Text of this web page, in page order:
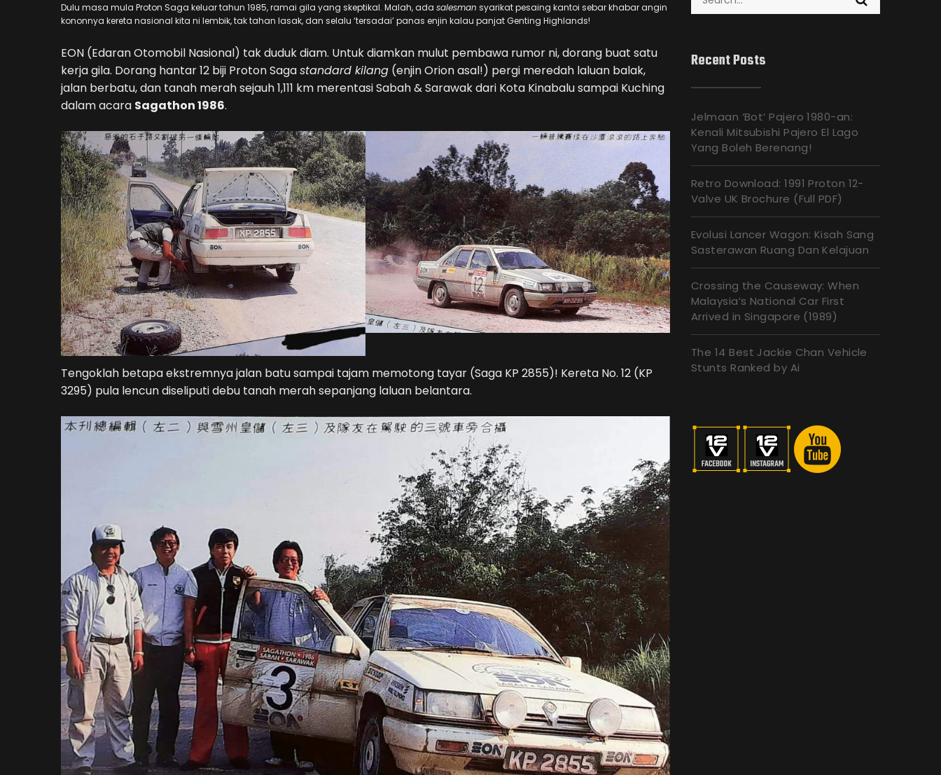
Dulu masa mula Proton Saga keluar tahun 1985, ramai gila yang skeptikal. Malah, ada salesman syarikat pesaing kantoi sebar khabar angin
kononnya kereta nasional kita ni lembik, tak tahan lasak, dan selalu ‘tersadai’ panas enjin kalau panjat Genting Highlands!
EON (Edaran Otomobil Nasional) tak duduk diam. Untuk diamkan mulut pembawa rumor ni, dorang buat satu
kerja gila. Dorang hantar 12 biji Proton Sagastandard kilang (enjin Orion asal!) pergi meredah laluan balak,
jalan berbatu, dan tanah merah sejauh 1,111 km merentasi Sabah & Sarawak dari Kota Kinabalu sampai Kuching
dalam acara Sagathon 1986.
Tengoklah betapa ekstremnya jalan batu sampai tajam memotong tayar (Saga KP 2855)! Kereta No. 12 (KP
3295) pula lencun diseliputi debu tanah merah sepanjang laluan belantara.
Recent Posts
Jelmaan ‘Bot’ Pajero 1980-an:
Kenali Mitsubishi Pajero El Lago
Yang Boleh Berenang!
Retro Download: 1991 Proton 12-
Valve UK Brochure (Full PDF)
Evolusi Lancer Wagon: Kisah Sang
Sasterawan Ruang Dan Kelajuan
Crossing the Causeway: When
Malaysia’s National Car First
Arrived in Singapore (1989)
The 14 Best Jackie Chan Vehicle
Stunts Ranked by Ai